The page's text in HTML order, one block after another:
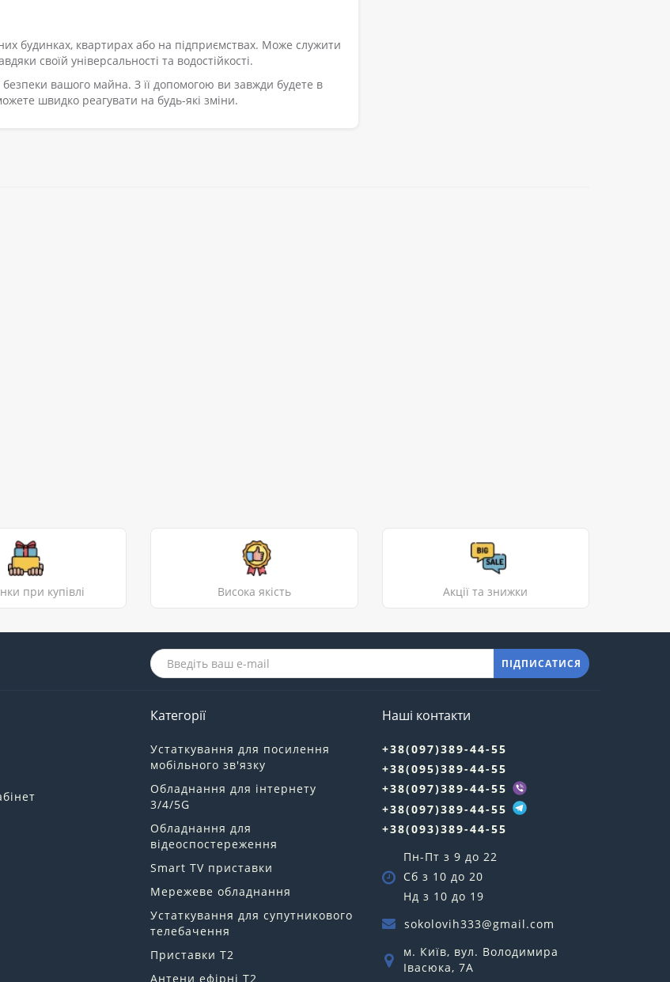
будинках, квартирах або на підприємствах. Може служити
своїй універсальності та водостійкості.
вашого майна. З її допомогою ви завжди будете в
швидко реагувати на будь-які зміни.
при купівлі Висока якість Акції та знижки
ПІДПИСАТИСЯ
Категорії
Устаткування для посилення
мобільного зв'язку
Обладнання для інтернету
3/4/5G
Обладнання для
відеоспостереження
Smart TV приставки
Мережеве обладнання
Устаткування для супутникового
телебачення
Приставки Т2
Антени ефірні Т2
Наші контакти
+38(097)389-44-55
+38(095)389-44-55
+38(097)389-44-55
+38(097)389-44-55
+38(093)389-44-55
Пн-Пт з 9 до 22
Сб з 10 до 20
Нд з 10 до 19
sokolovih333@gmail.com
м. Київ, вул. Володимира
Івасюка, 7А